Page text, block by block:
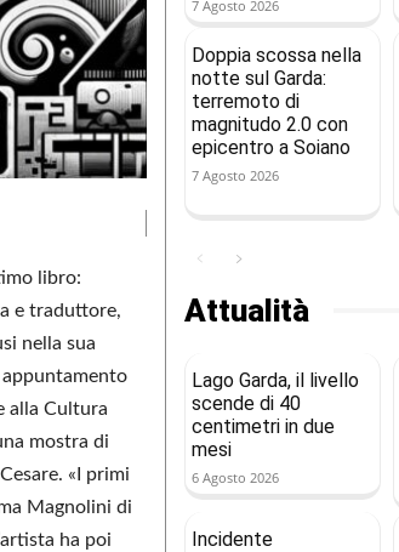
libro:
e traduttore,
nella sua
alla Cultura
mostra di
«I primi
Magnolini di
ha poi
7 Agosto 2026
Doppia scossa nella
notte sul Garda:
terremoto di
magnitudo 2.0 con
epicentro a Soiano
7 Agosto 2026
Attualità
Lago Garda, il livello
scende di 40
centimetri in due
mesi
6 Agosto 2026
Incidente